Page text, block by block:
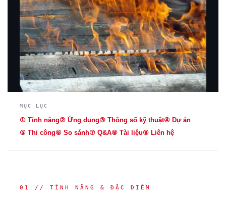
MỤC LỤC
① Tính năng② Ứng dụng③ Thông số kỹ thuật④ Dự án
⑤ Thi công⑥ So sánh⑦ Q&A⑧ Tài liệu⑨ Liên hệ
01 // TÍNH NĂNG & ĐẶC ĐIỂM